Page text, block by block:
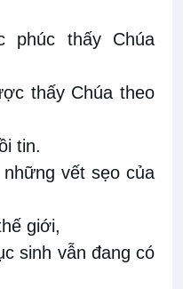
phúc thấy Chúa
thấy Chúa theo
tin.
vết sẹo của
giới,
sinh vẫn đang có